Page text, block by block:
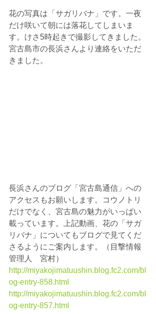
花の写真は「サガリバナ」です。一夜
だけ咲いて朝には落花してしまいま
す。けさ5時起きで撮影してきました。
宮古島市の長浜さんより連絡をいただ
きました。
長浜さんのブログ「宮古島通信」への
アクセスもお願いします。コウノトリ
だけでなく、宮古島の魅力がいっぱい
載っています。上記動画、花の「サガ
リバナ」についてもブログで見てくだ
さるようにご案内します。（目撃情報
管理人　宮村）
http://miyakojimatuushin.blog.fc2.com/bl
og-entry-858.html
http://miyakojimatuushin.blog.fc2.com/bl
og-entry-857.html